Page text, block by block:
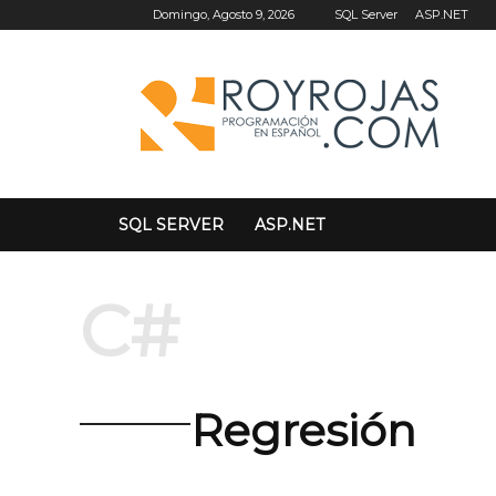
Domingo, Agosto 9, 2026 SQL Server ASP.NET
SQL SERVER ASP.NET
C#
Regresión